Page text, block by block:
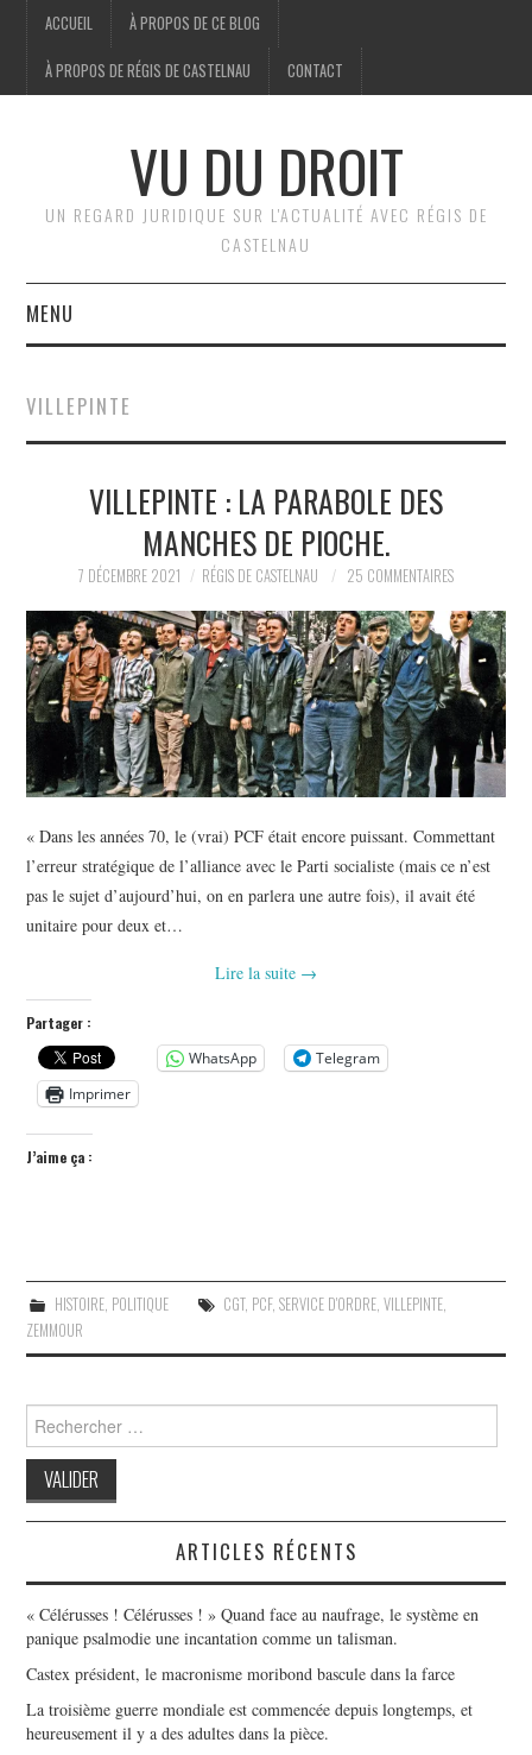
ACCUEIL À PROPOS DE CE BLOG
À PROPOS DE RÉGIS DE CASTELNAU CONTACT
VU DU DROIT
UN REGARD JURIDIQUE SUR L'ACTUALITÉ AVEC RÉGIS DE
CASTELNAU
MENU
BRÈVES
JURIDIQUE
HISTOIRE
CULTURE
SPORT
VILLEPINTE
VILLEPINTE : LA PARABOLE DES
MANCHES DE PIOCHE.
7 DÉCEMBRE 2021 RÉGIS DE CASTELNAU 25 COMMENTAIRES
« Dans les années 70, le (vrai) PCF était encore puissant. Commettant
l’erreur stratégique de l’alliance avec le Parti socialiste (mais ce n’est
pas le sujet d’aujourd’hui, on en parlera une autre fois), il avait été
unitaire pour deux et…
Lire la suite →
Partager :
WhatsApp
Telegram
Imprimer
J’aime ça :
HISTOIRE, POLITIQUE CGT, PCF, SERVICE D'ORDRE, VILLEPINTE,
ZEMMOUR
Search
for:
ARTICLES RÉCENTS
« Célérusses ! Célérusses ! » Quand face au naufrage, le système en
panique psalmodie une incantation comme un talisman.
Castex président, le macronisme moribond bascule dans la farce
La troisième guerre mondiale est commencée depuis longtemps, et
heureusement il y a des adultes dans la pièce.